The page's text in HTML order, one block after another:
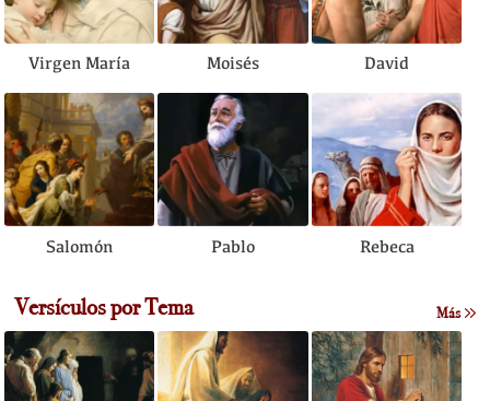
Virgen María Moisés David
Salomón Pablo Rebeca
Versículos por Tema Más